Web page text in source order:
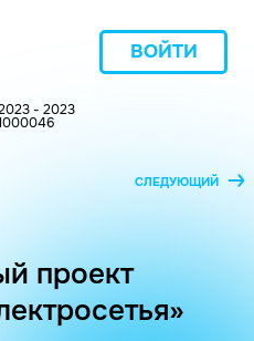
ВОЙТИ
- 2023
СЛЕДУЮЩИЙ
проект